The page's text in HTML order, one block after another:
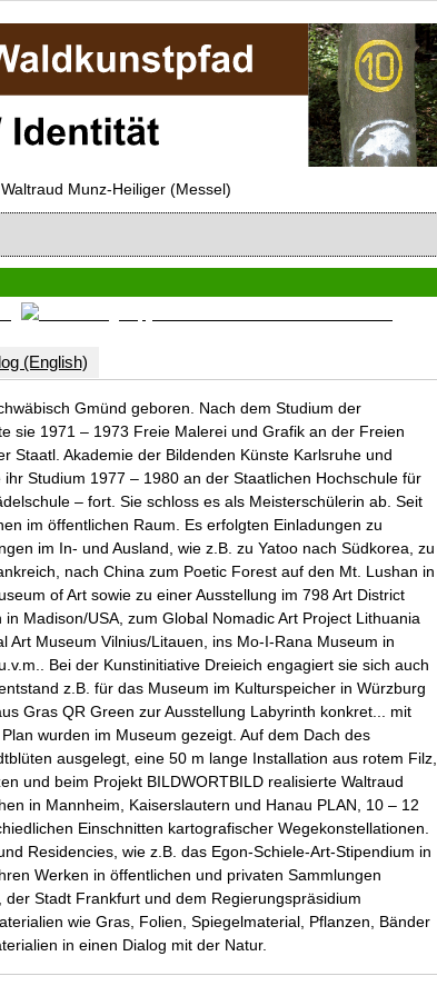
Waltraud Munz-Heiliger (Messel)
(English)
Gmünd geboren. Nach dem Studium der
sie 1971 – 1973 Freie Malerei und Grafik an der Freien
Staatl. Akademie der Bildenden Künste Karlsruhe und
Studium 1977 – 1980 an der Staatlichen Hochschule für
– fort. Sie schloss es als Meisterschülerin ab. Seit
im öffentlichen Raum. Es erfolgten Einladungen zu
im In- und Ausland, wie z.B. zu Yatoo nach Südkorea, zu
nach China zum Poetic Forest auf den Mt. Lushan in
of Art sowie zu einer Ausstellung im 798 Art District
Madison/USA, zum Global Nomadic Art Project Lithuania
Art Museum Vilnius/Litauen, ins Mo-I-Rana Museum in
Bei der Kunstinitiative Dreieich engagiert sie sich auch
z.B. für das Museum im Kulturspeicher in Würzburg
Gras QR Green zur Ausstellung Labyrinth konkret... mit
wurden im Museum gezeigt. Auf dem Dach des
ausgelegt, eine 50 m lange Installation aus rotem Filz,
und beim Projekt BILDWORTBILD realisierte Waltraud
in Mannheim, Kaiserslautern und Hanau PLAN, 10 – 12
Einschnitten kartografischer Wegekonstellationen.
Residencies, wie z.B. das Egon-Schiele-Art-Stipendium in
Werken in öffentlichen und privaten Sammlungen
Stadt Frankfurt und dem Regierungspräsidium
wie Gras, Folien, Spiegelmaterial, Pflanzen, Bänder
in einen Dialog mit der Natur.